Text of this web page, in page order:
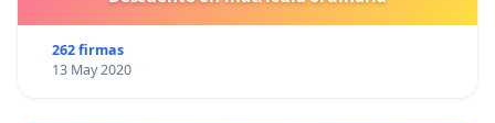
262 firmas
13 May 2020